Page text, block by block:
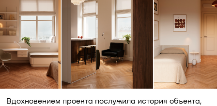
Вдохновением проекта послужила история объекта,